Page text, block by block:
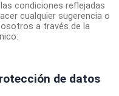
condiciones reflejadas
cualquier sugerencia o
a través de la
de datos